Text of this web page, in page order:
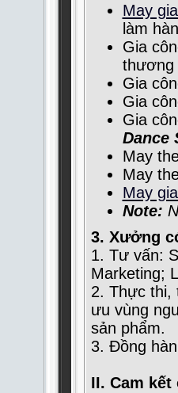
May
làm
Gia
thương
Gia
Gia
Gia
Dance
May
May
May
Note:
3. Xưởng
1. Tư vấn:
Marketing;
2. Thực thi,
ưu vùng
sản phẩm.
3. Đồng
II. Cam kết